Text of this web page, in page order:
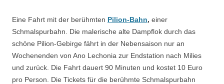
Eine Fahrt mit der berühmten Pilion-Bahn, einer
Schmalspurbahn. Die malerische alte Dampflok durch das
schöne Pilion-Gebirge fährt in der Nebensaison nur an
Wochenenden von Ano Lechonia zur Endstation nach Milies
und zurück. Die Fahrt dauert 90 Minuten und kostet 10 Euro
pro Person. Die Tickets für die berühmte Schmalspurbahn